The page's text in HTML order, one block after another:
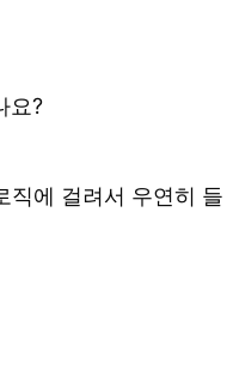
요?
직에 걸려서 우연히 들